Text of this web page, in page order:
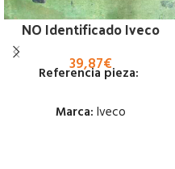
NO Identificado Iveco
39,87€
Referencia pieza:
Marca: Iveco